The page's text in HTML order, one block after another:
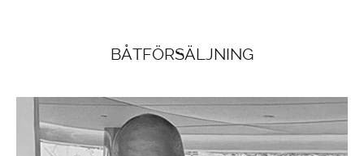
BÅTFÖRSÄLJNING